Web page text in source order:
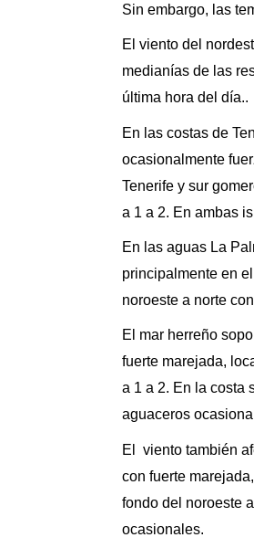
Sin embargo, las
El viento del
medianías de las
última hora del día..
En las costas de
ocasionalmente
Tenerife y sur
a 1 a 2. En ambas
En las aguas La
principalmente en
noroeste a norte
El mar herreño
fuerte marejada,
a 1 a 2. En la costa
aguaceros
El viento también
con fuerte
fondo del noroeste
ocasionales.